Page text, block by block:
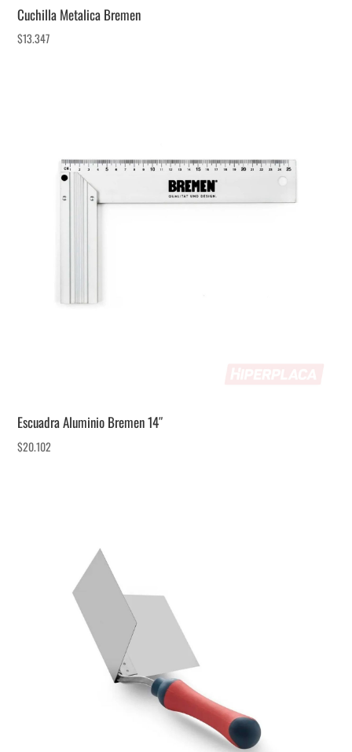
Cuchilla Metalica Bremen
$13.347
Escuadra Aluminio Bremen 14″
$20.102